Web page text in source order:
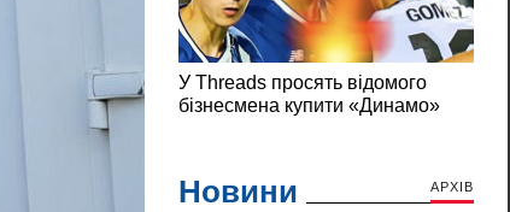
Новини АРХІВ